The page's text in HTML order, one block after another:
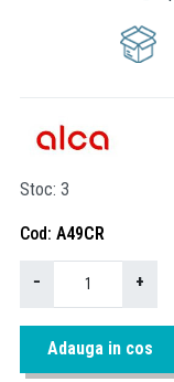
Stoc 3
Cod A49CR
− +
Adauga in cos